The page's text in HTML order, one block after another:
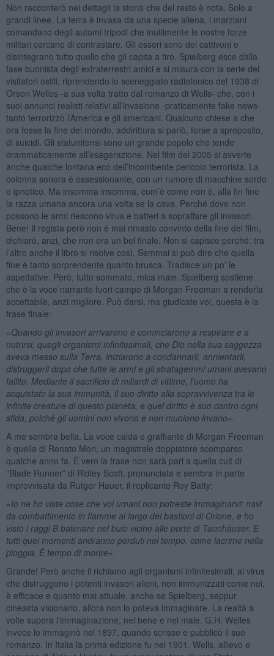
Non racconterò nei dettagli la storia che del resto è nota. Solo a
grandi linee. La terra è invasa da una specie aliena, i marziani
comandano degli automi tripodi che inutilmente le nostre forze
militari cercano di contrastare. Gli esseri sono dei cattivoni e
disintegrano tutto quello che gli capita a tiro. Spielberg esce dalla
fase buonista degli extraterrestri amici e si misura con la serie dei
visitatori ostili, riprendendo lo sceneggiato radiofonico del 1938 di
Orson Welles -a sua volta tratto dal romanzo di Wells- che, con i
suoi annunci realisti relativi all’invasione -praticamente fake news-
tanto terrorizzò l’America e gli americani. Qualcuno chiese a che
ora fosse la fine del mondo, addirittura si parlò, forse a sproposito,
di suicidi. Gli statunitensi sono un grande popolo che tende
drammaticamente all’esagerazione. Nel film del 2005 si avverte
anche qualche lontana eco dell’incombente pericolo terrorista. La
colonna sonora è ossessionante, con un rumore di macchine sordo
e ipnotico. Ma insomma insomma, com’è come non è, alla fin fine
la razza umana ancora una volta se la cava. Perché dove non
possono le armi riescono virus e batteri a sopraffare gli invasori.
Bene! Il regista però non è mai rimasto convinto della fine del film,
dichiarò, anzi, che non era un bel finale. Non si capisce perché: tra
l’altro anche il libro si risolve così. Semmai si può dire che quella
fine è tanto sorprendente quanto brusca. Tradisce un po’ le
aspettative. Però, tutto sommato, mica male. Spielberg sostiene
che è la voce narrante fuori campo di Morgan Freeman a renderla
accettabile, anzi migliore. Può darsi, ma giudicate voi, questa è la
frase finale:
«Quando gli invasori arrivarono e cominciarono a respirare e a
nutrirsi, quegli organismi infinitesimali, che Dio nella sua saggezza
aveva messo sulla Terra, iniziarono a condannarli, annientarli,
distruggerli dopo che tutte le armi e gli stratagemmi umani avevano
fallito. Mediante il sacrificio di miliardi di vittime, l’uomo ha
acquistato la sua immunità, il suo diritto alla sopravvivenza tra le
infinite creature di questo pianeta, e quel diritto è suo contro ogni
sfida, poiché gli uomini non vivono e non muoiono invano».
A me sembra bella. La voce calda e graffiante di Morgan Freeman
è quella di Renato Mori, un magistrale doppiatore scomparso
qualche anno fa. È vero la frase non sarà pari a quella cult di
“Blade Runner” di Ridley Scott, pronunciata e sembra in parte
improvvisata da Rutger Hauer, il replicante Roy Batty:
«Io ne ho viste cose che voi umani non potreste immaginarvi: navi
da combattimento in fiamme al largo dei bastioni di Orione, e ho
visto i raggi B balenare nel buio vicino alle porte di Tannhäuser. E
tutti quei momenti andranno perduti nel tempo, come lacrime nella
pioggia. È tempo di morire».
Grande! Però anche il richiamo agli organismi infinitesimali, ai virus
che distruggono i potenti invasori alieni, non immunizzati come noi,
è efficace e quanto mai attuale, anche se Spielberg, seppur
cineasta visionario, allora non lo poteva immaginare. La realtà a
volte supera l‘immaginazione, nel bene e nel male. G.H. Welles
invece lo immaginò nel 1897, quando scrisse e pubblicò il suo
romanzo. In Italia la prima edizione fu nel 1901. Wells, allievo e